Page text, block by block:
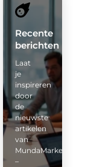
Recente
berichten
Laat
je
inspireren
door
de
nieuwste
artikelen
van
MundaMarketing.nl
–